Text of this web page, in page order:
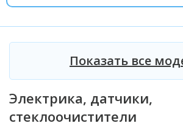
Показать все
Электрика, датчики,
стеклоочистители